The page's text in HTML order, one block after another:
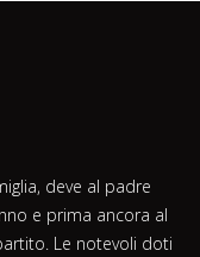
deve al padre
e prima ancora al
Le notevoli doti